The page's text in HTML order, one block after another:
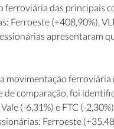
ferroviária das principais
Ferroeste (+408,90%),
apresentaram
movimentação ferroviária
de comparação, foi
(-6,31%) e FTC (-
Ferroeste